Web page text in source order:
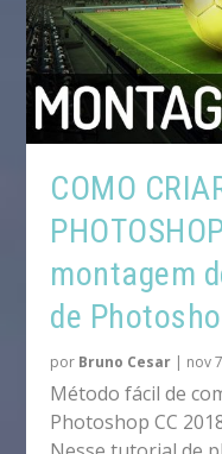
COMO
montagem
de
por Bruno Cesar | nov
Método fácil de
Photoshop CC